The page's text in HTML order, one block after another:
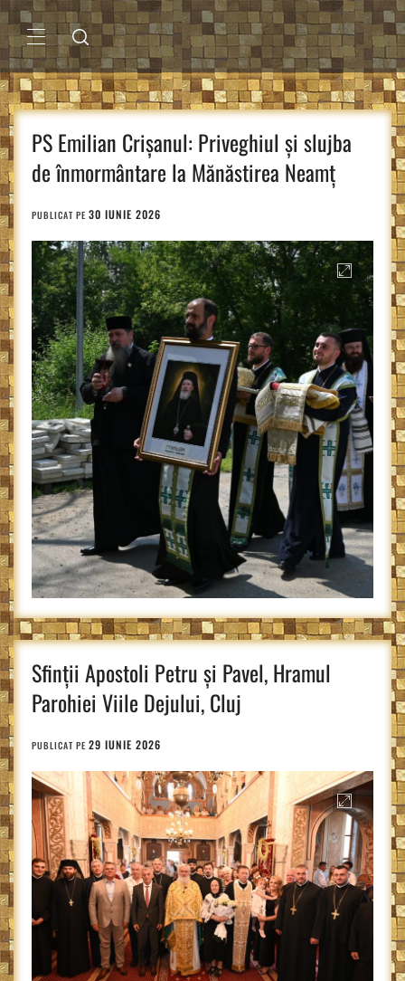
Sari
la
conținutMENIU
PRINCIPAL
PS Emilian Crișanul: Priveghiul și slujba
de înmormântare la Mănăstirea Neamț
PUBLICAT PE 30 IUNIE 2026
Sfinții Apostoli Petru și Pavel, Hramul
Parohiei Viile Dejului, Cluj
PUBLICAT PE 29 IUNIE 2026